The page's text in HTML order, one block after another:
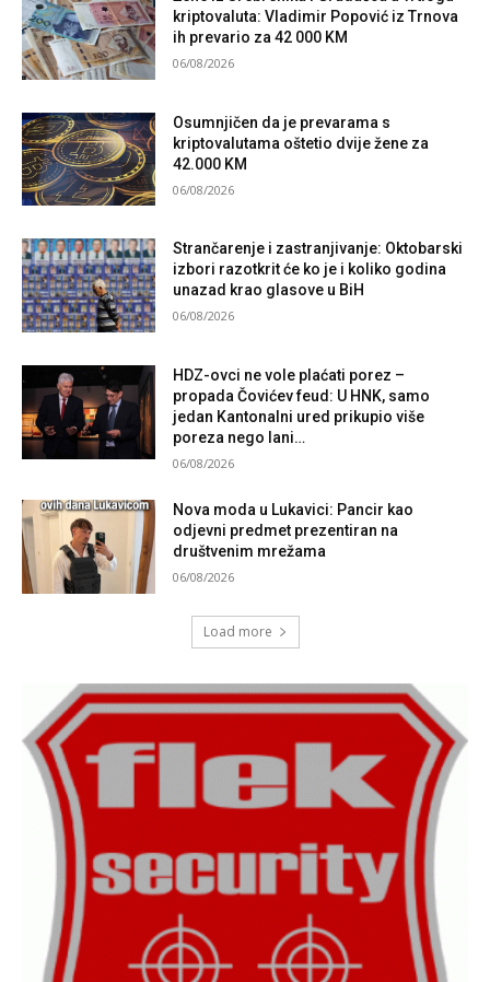
kriptovaluta: Vladimir Popović iz Trnova
ih prevario za 42 000 KM
06/08/2026
Osumnjičen da je prevarama s
kriptovalutama oštetio dvije žene za
42.000 KM
06/08/2026
Strančarenje i zastranjivanje: Oktobarski
izbori razotkrit će ko je i koliko godina
unazad krao glasove u BiH
06/08/2026
HDZ-ovci ne vole plaćati porez –
propada Čovićev feud: U HNK, samo
jedan Kantonalni ured prikupio više
poreza nego lani…
06/08/2026
Nova moda u Lukavici: Pancir kao
odjevni predmet prezentiran na
društvenim mrežama
06/08/2026
Load more